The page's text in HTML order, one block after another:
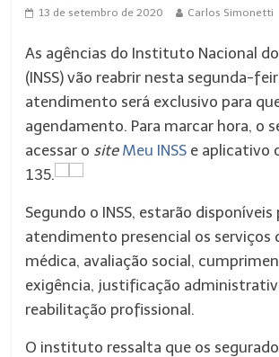
13 de setembro de 2020 Carlos Simonetti
As agências do Instituto Nacional do
(INSS) vão reabrir nesta segunda-
atendimento será exclusivo para
agendamento. Para marcar hora, o
acessar o site Meu INSS e aplicativo
135.
Segundo o INSS, estarão disponíveis
atendimento presencial os serviços
médica, avaliação social,
exigência, justificação
reabilitação profissional.
O instituto ressalta que os